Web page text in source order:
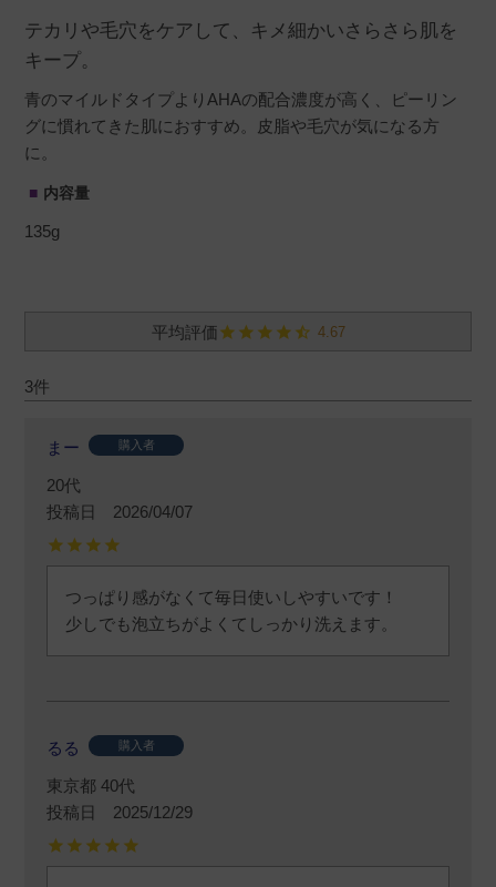
テカリや毛穴をケアして、キメ細かいさらさら肌を
キープ。
青のマイルドタイプよりAHAの配合濃度が高く、ピーリン
グに慣れてきた肌におすすめ。皮脂や毛穴が気になる方
に。
内容量
135g
4.67
3
まー 購入者
20代
投稿日
2026/04/07
つっぱり感がなくて毎日使いしやすいです！
少しでも泡立ちがよくてしっかり洗えます。
るる 購入者
東京都 40代
投稿日
2025/12/29